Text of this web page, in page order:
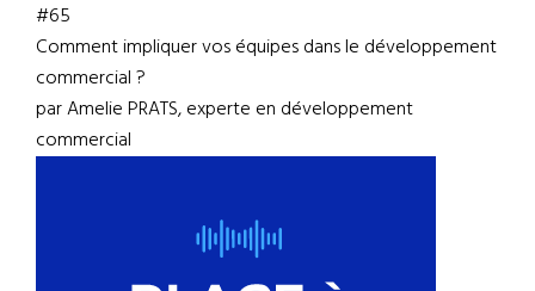
#65
Comment impliquer vos équipes dans le développement
commercial ?
par Amelie PRATS, experte en développement
commercial